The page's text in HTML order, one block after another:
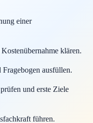
einer
klären.
ausfüllen.
und erste Ziele
führen.